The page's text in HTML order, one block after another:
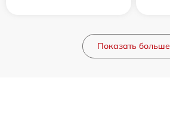
Показать больше